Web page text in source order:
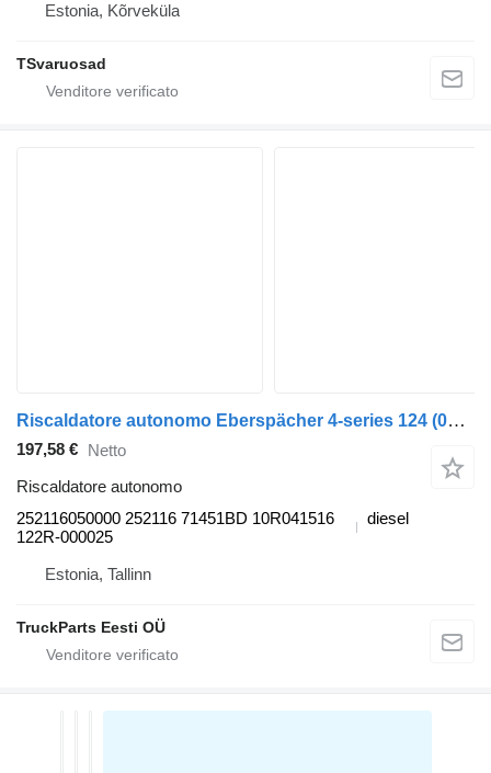
Estonia, Kõrveküla
TSvaruosad
Riscaldatore autonomo Eberspächer 4-series 124 (01.95-12.04) 252116050000 per trattore stradale Scania 4-series (1995-2006)
197,58 € Netto
Riscaldatore autonomo
252116050000 252116 71451BD 10R041516
122R-000025
diesel
Estonia, Tallinn
TruckParts Eesti OÜ